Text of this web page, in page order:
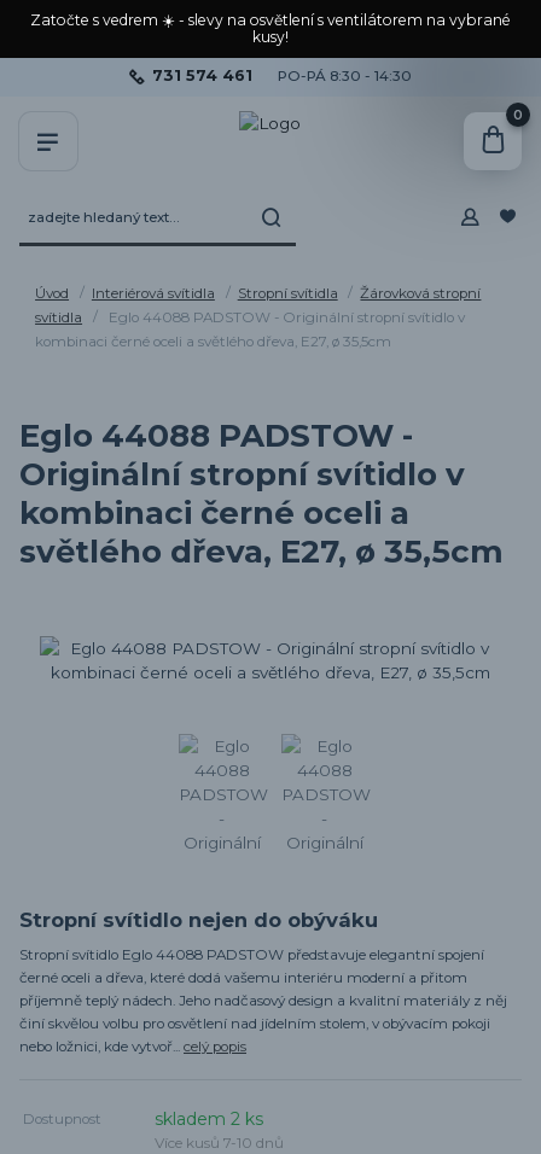
Zatočte s vedrem ☀️ - slevy na osvětlení s ventilátorem na vybrané
kusy!
731 574 461 PO-PÁ 8:30 - 14:30
0
Úvod Interiérová svítidla Stropní svítidla
Žárovková stropní
svítidla
Eglo 44088 PADSTOW - Originální stropní svítidlo v
kombinaci černé oceli a světlého dřeva, E27, ø 35,5cm
Eglo 44088 PADSTOW -
Originální stropní svítidlo v
kombinaci černé oceli a
světlého dřeva, E27, ø 35,5cm
Stropní svítidlo nejen do obýváku
Stropní svítidlo Eglo 44088 PADSTOW představuje elegantní spojení
černé oceli a dřeva, které dodá vašemu interiéru moderní a přitom
příjemně teplý nádech. Jeho nadčasový design a kvalitní materiály z něj
činí skvělou volbu pro osvětlení nad jídelním stolem, v obývacím pokoji
nebo ložnici, kde vytvoř... celý popis
Dostupnost skladem 2 ks
Více kusů 7-10 dnů